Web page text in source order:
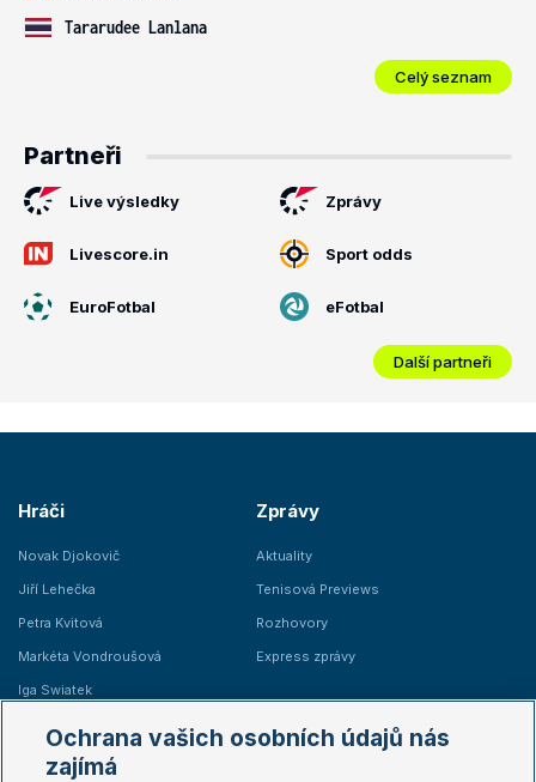
Tararudee Lanlana
Celý seznam
Partneři
Live výsledky Zprávy
Livescore.in Sport odds
EuroFotbal eFotbal
Další partneři
Hráči
Novak Djokovič
Jiří Lehečka
Petra Kvitová
Markéta Vondroušová
Iga Swiatek
Zprávy
Aktuality
Tenisová Previews
Rozhovory
Express zprávy
Žebříčky
Ochrana vašich osobních údajů nás
zajímá